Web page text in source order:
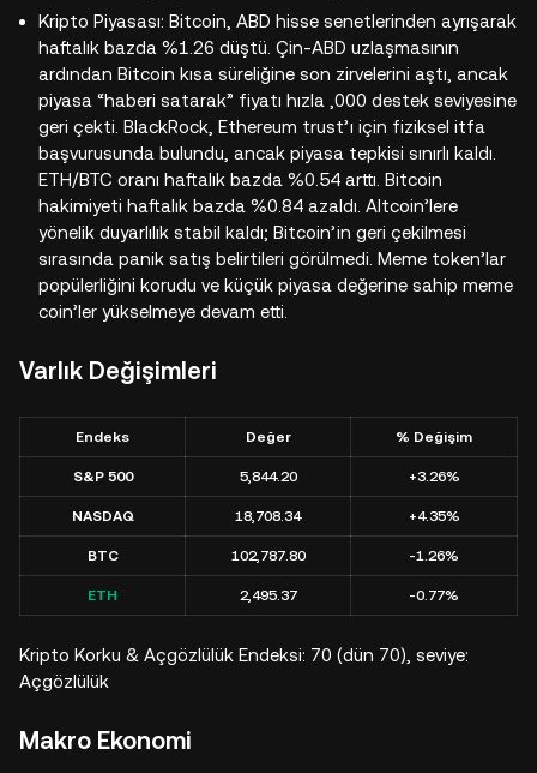
Kripto Piyasası: Bitcoin, ABD hisse senetlerinden ayrışarak
haftalık bazda %1.26 düştü. Çin-ABD uzlaşmasının
ardından Bitcoin kısa süreliğine son zirvelerini aştı, ancak
piyasa “haberi satarak” fiyatı hızla ,000 destek seviyesine
geri çekti. BlackRock, Ethereum trust’ı için fiziksel itfa
başvurusunda bulundu, ancak piyasa tepkisi sınırlı kaldı.
ETH/BTC oranı haftalık bazda %0.54 arttı. Bitcoin
hakimiyeti haftalık bazda %0.84 azaldı. Altcoin’lere
yönelik duyarlılık stabil kaldı; Bitcoin’in geri çekilmesi
sırasında panik satış belirtileri görülmedi. Meme token’lar
popülerliğini korudu ve küçük piyasa değerine sahip meme
coin’ler yükselmeye devam etti.
Varlık Değişimleri
Endeks Değer % Değişim
S&P 500 5,844.20 +3.26%
NASDAQ 18,708.34 +4.35%
BTC 102,787.80 -1.26%
ETH 2,495.37 -0.77%
Kripto Korku & Açgözlülük Endeksi: 70 (dün 70), seviye:
Açgözlülük
Makro Ekonomi